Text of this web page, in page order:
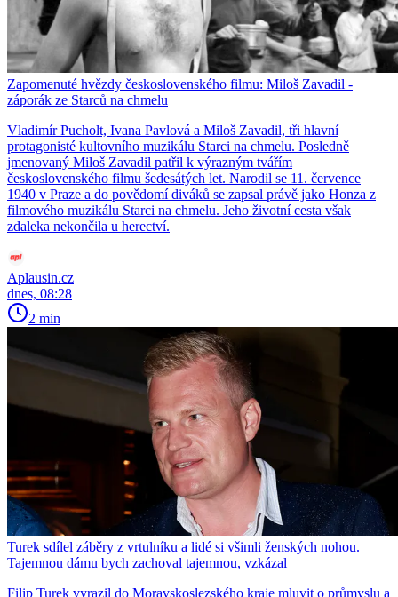
Zapomenuté hvězdy československého filmu: Miloš Zavadil -
záporák ze Starců na chmelu
Vladimír Pucholt, Ivana Pavlová a Miloš Zavadil, tři hlavní
protagonisté kultovního muzikálu Starci na chmelu. Posledně
jmenovaný Miloš Zavadil patřil k výrazným tvářím
československého filmu šedesátých let. Narodil se 11. července
1940 v Praze a do povědomí diváků se zapsal právě jako Honza z
filmového muzikálu Starci na chmelu. Jeho životní cesta však
zdaleka nekončila u herectví.
Aplausin.cz
dnes, 08:28
2 min
Turek sdílel záběry z vrtulníku a lidé si všimli ženských nohou.
Tajemnou dámu bych zachoval tajemnou, vzkázal
Filip Turek vyrazil do Moravskoslezského kraje mluvit o průmyslu a